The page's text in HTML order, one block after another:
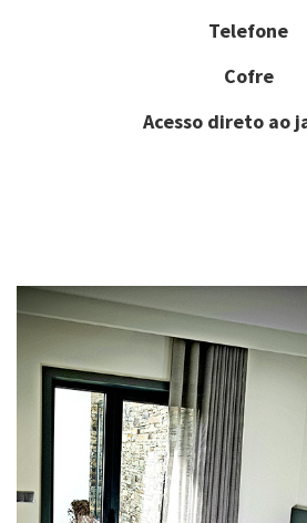
Telefone
Cofre
Acesso direto ao